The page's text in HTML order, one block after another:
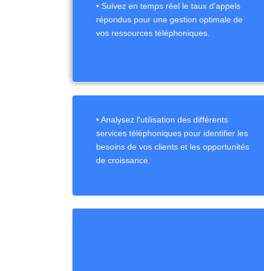
• Suivez en temps réel le taux d'appels
répondus pour une gestion optimale de
vos ressources téléphoniques.
• Analysez l'utilisation des différents
services téléphoniques pour identifier les
besoins de vos clients et les opportunités
de croissance.